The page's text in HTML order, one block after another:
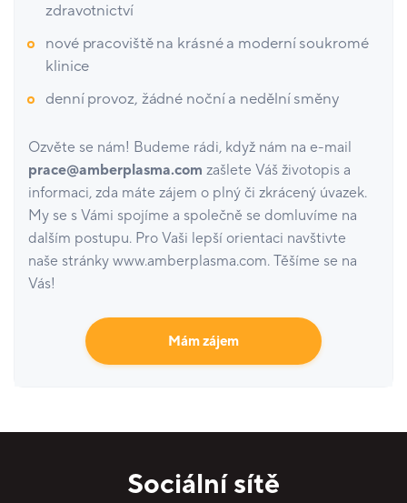
zdravotnictví
nové pracoviště na krásné a moderní soukromé
klinice
denní provoz, žádné noční a nedělní směny
Ozvěte se nám! Budeme rádi, když nám na e-mail
prace@amberplasma.com zašlete Váš životopis a
informaci, zda máte zájem o plný či zkrácený úvazek.
My se s Vámi spojíme a společně se domluvíme na
dalším postupu. Pro Vaši lepší orientaci navštivte
naše stránky www.amberplasma.com. Těšíme se na
Vás!
Mám zájem
Sociální sítě